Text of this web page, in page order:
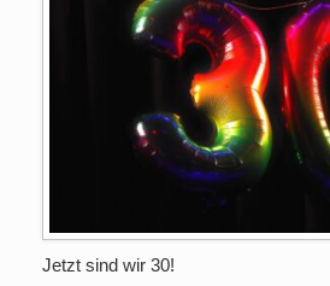
Jetzt sind wir 30!